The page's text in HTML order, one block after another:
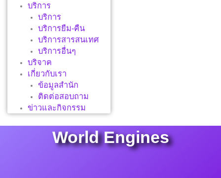
บริการ
บริการ
บริการยืม-คืน
บริการสารสนเทศ
บริการอื่นๆ
บริจาค
เกี่ยวกับเรา
ข้อมูลสำนัก
ติดต่อสอบถาม
ข่าวและกิจกรรม
World Engines